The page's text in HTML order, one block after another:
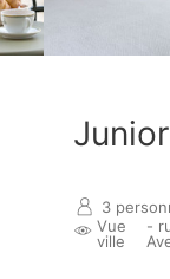
3
Vue
ville
-